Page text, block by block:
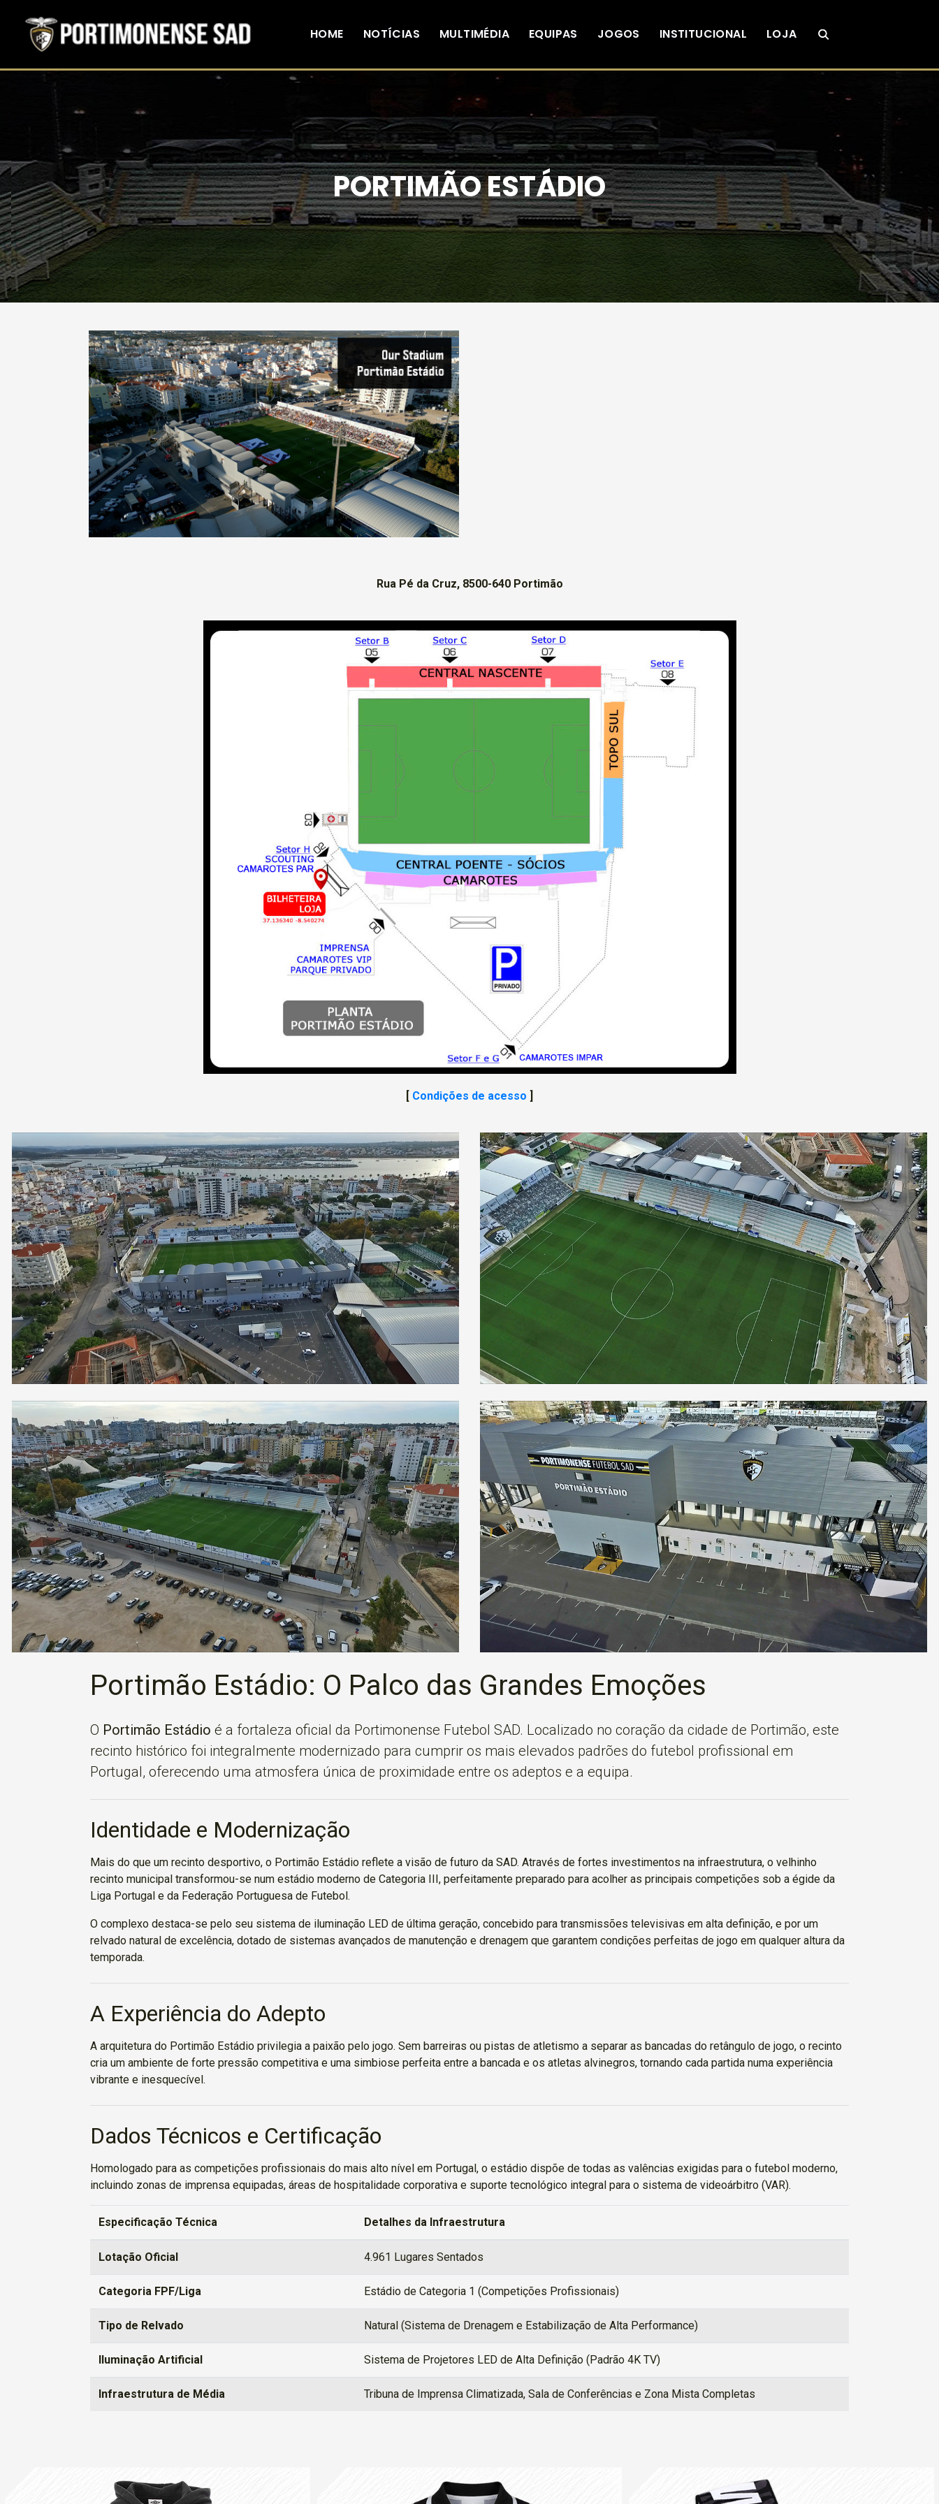
HOME NOTÍCIAS MULTIMÉDIA EQUIPAS JOGOS INSTITUCIONAL LOJA
PORTIMÃO ESTÁDIO
Rua Pé da Cruz, 8500-640 Portimão
[ Condições de acesso ]
Portimão Estádio: O Palco das Grandes Emoções
O Portimão Estádio é a fortaleza oficial da Portimonense Futebol SAD. Localizado no coração da cidade de Portimão, este
recinto histórico foi integralmente modernizado para cumprir os mais elevados padrões do futebol profissional em
Portugal, oferecendo uma atmosfera única de proximidade entre os adeptos e a equipa.
Identidade e Modernização
Mais do que um recinto desportivo, o Portimão Estádio reflete a visão de futuro da SAD. Através de fortes investimentos na infraestrutura, o velhinho
recinto municipal transformou-se num estádio moderno de Categoria III, perfeitamente preparado para acolher as principais competições sob a égide da
Liga Portugal e da Federação Portuguesa de Futebol.
O complexo destaca-se pelo seu sistema de iluminação LED de última geração, concebido para transmissões televisivas em alta definição, e por um
relvado natural de excelência, dotado de sistemas avançados de manutenção e drenagem que garantem condições perfeitas de jogo em qualquer altura da
temporada.
A Experiência do Adepto
A arquitetura do Portimão Estádio privilegia a paixão pelo jogo. Sem barreiras ou pistas de atletismo a separar as bancadas do retângulo de jogo, o recinto
cria um ambiente de forte pressão competitiva e uma simbiose perfeita entre a bancada e os atletas alvinegros, tornando cada partida numa experiência
vibrante e inesquecível.
Dados Técnicos e Certificação
Homologado para as competições profissionais do mais alto nível em Portugal, o estádio dispõe de todas as valências exigidas para o futebol moderno,
incluindo zonas de imprensa equipadas, áreas de hospitalidade corporativa e suporte tecnológico integral para o sistema de videoárbitro (VAR).
Especificação Técnica Detalhes da Infraestrutura
Lotação Oficial 4.961 Lugares Sentados
Categoria FPF/Liga Estádio de Categoria 1 (Competições Profissionais)
Tipo de Relvado Natural (Sistema de Drenagem e Estabilização de Alta Performance)
Iluminação Artificial Sistema de Projetores LED de Alta Definição (Padrão 4K TV)
Infraestrutura de Média Tribuna de Imprensa Climatizada, Sala de Conferências e Zona Mista Completas